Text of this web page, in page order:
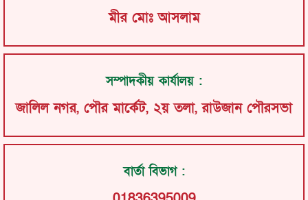
মীর মোঃ আসলাম
সম্পাদকীয় কার্যালয় :
জালিল নগর, পৌর মার্কেট, ২য় তলা, রাউজান পৌরসভা
বার্তা বিভাগ :